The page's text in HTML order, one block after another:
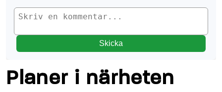
Skicka
Planer i närheten